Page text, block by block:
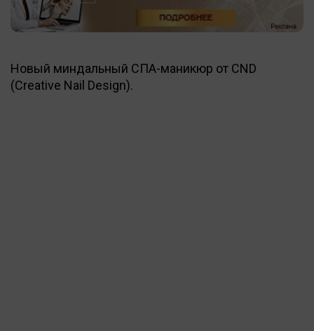
Новый миндальный СПА-маникюр от CND
(Creative Nail Design).